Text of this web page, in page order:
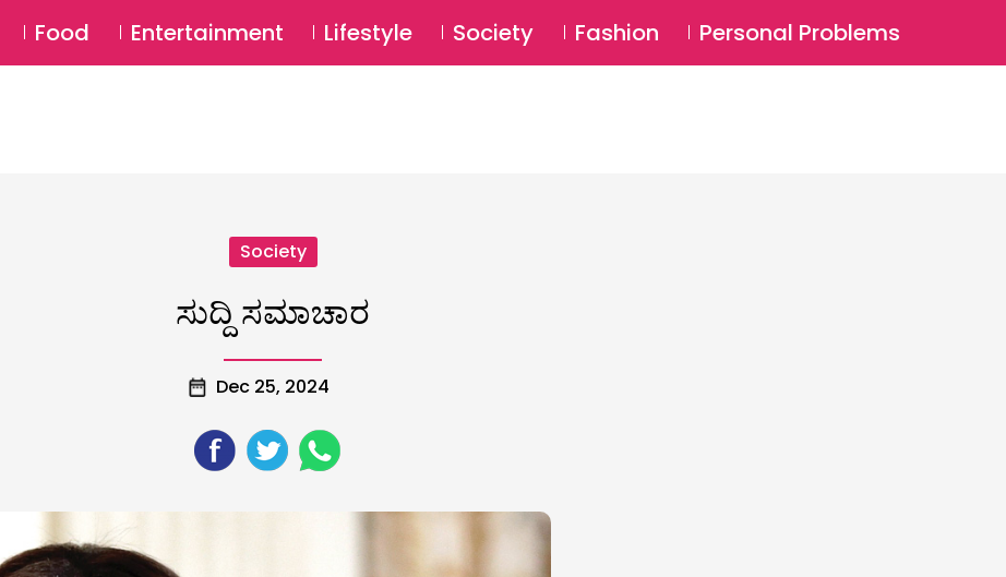
SUBSCRIBE Login ⚲
Food Entertainment Lifestyle Society Fashion Personal Problems
Society
ಸುದ್ದಿ ಸಮಾಚಾರ
Dec 25, 2024